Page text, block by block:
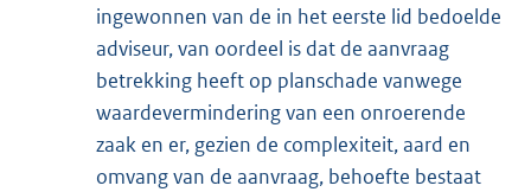
ingewonnen van de in het eerste lid bedoelde
adviseur, van oordeel is dat de aanvraag
betrekking heeft op planschade vanwege
waardevermindering van een onroerende
zaak en er, gezien de complexiteit, aard en
omvang van de aanvraag, behoefte bestaat